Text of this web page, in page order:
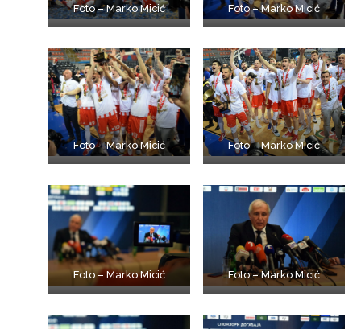
Foto – Marko Micić Foto – Marko Micić
Foto – Marko Micić Foto – Marko Micić
Foto – Marko Micić Foto – Marko Micić